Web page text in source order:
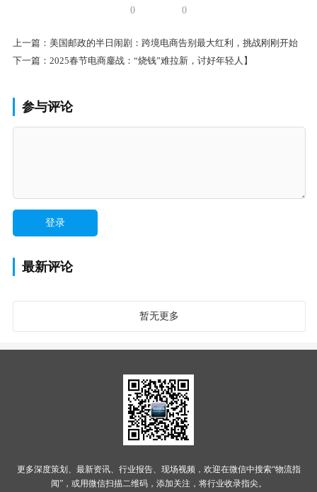
0 0
上一篇： 美国邮政的半日闹剧：跨境电商告别最大红利，挑战刚刚开始
下一篇： 2025春节电商鏖战：“烧钱”难拉新，讨好年轻人】
参与评论
最新评论
暂无更多
更多深度策划、最新资讯、行业报告、现场视频，欢迎在微信中搜索“物流指
闻”，或用微信扫描二维码，添加关注，将行业收录指尖。